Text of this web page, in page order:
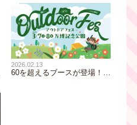
2026.02.13
60を超えるブースが登場！